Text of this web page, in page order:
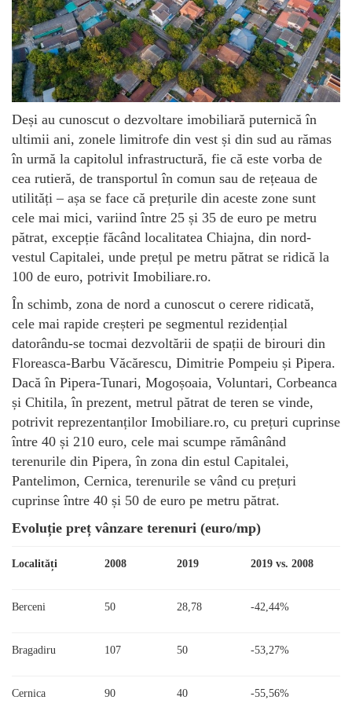
Deși au cunoscut o dezvoltare imobiliară puternică în
ultimii ani, zonele limitrofe din vest și din sud au rămas
în urmă la capitolul infrastructură, fie că este vorba de
cea rutieră, de transportul în comun sau de rețeaua de
utilități – așa se face că prețurile din aceste zone sunt
cele mai mici, variind între 25 și 35 de euro pe metru
pătrat, excepție făcând localitatea Chiajna, din nord-
vestul Capitalei, unde prețul pe metru pătrat se ridică la
100 de euro, potrivit Imobiliare.ro.
În schimb, zona de nord a cunoscut o cerere ridicată,
cele mai rapide creșteri pe segmentul rezidențial
datorându-se tocmai dezvoltării de spații de birouri din
Floreasca-Barbu Văcărescu, Dimitrie Pompeiu și Pipera.
Dacă în Pipera-Tunari, Mogoșoaia, Voluntari, Corbeanca
și Chitila, în prezent, metrul pătrat de teren se vinde,
potrivit reprezentanților Imobiliare.ro, cu prețuri cuprinse
între 40 și 210 euro, cele mai scumpe rămânând
terenurile din Pipera, în zona din estul Capitalei,
Pantelimon, Cernica, terenurile se vând cu prețuri
cuprinse între 40 și 50 de euro pe metru pătrat.
Evoluție preț vânzare terenuri (euro/mp)
Localități 2008 2019 2019 vs. 2008
Berceni 50 28,78 -42,44%
Bragadiru 107 50 -53,27%
Cernica 90 40 -55,56%